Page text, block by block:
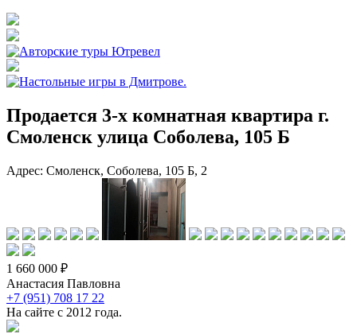
Продается 3-х комнатная квартира г.
Смоленск улица Соболева, 105 Б
Адрес: Смоленск, Соболева, 105 Б, 2
1 660 000 ₽
Анастасия Павловна
+7 (951) 708 17 22
На сайте с 2012 года.